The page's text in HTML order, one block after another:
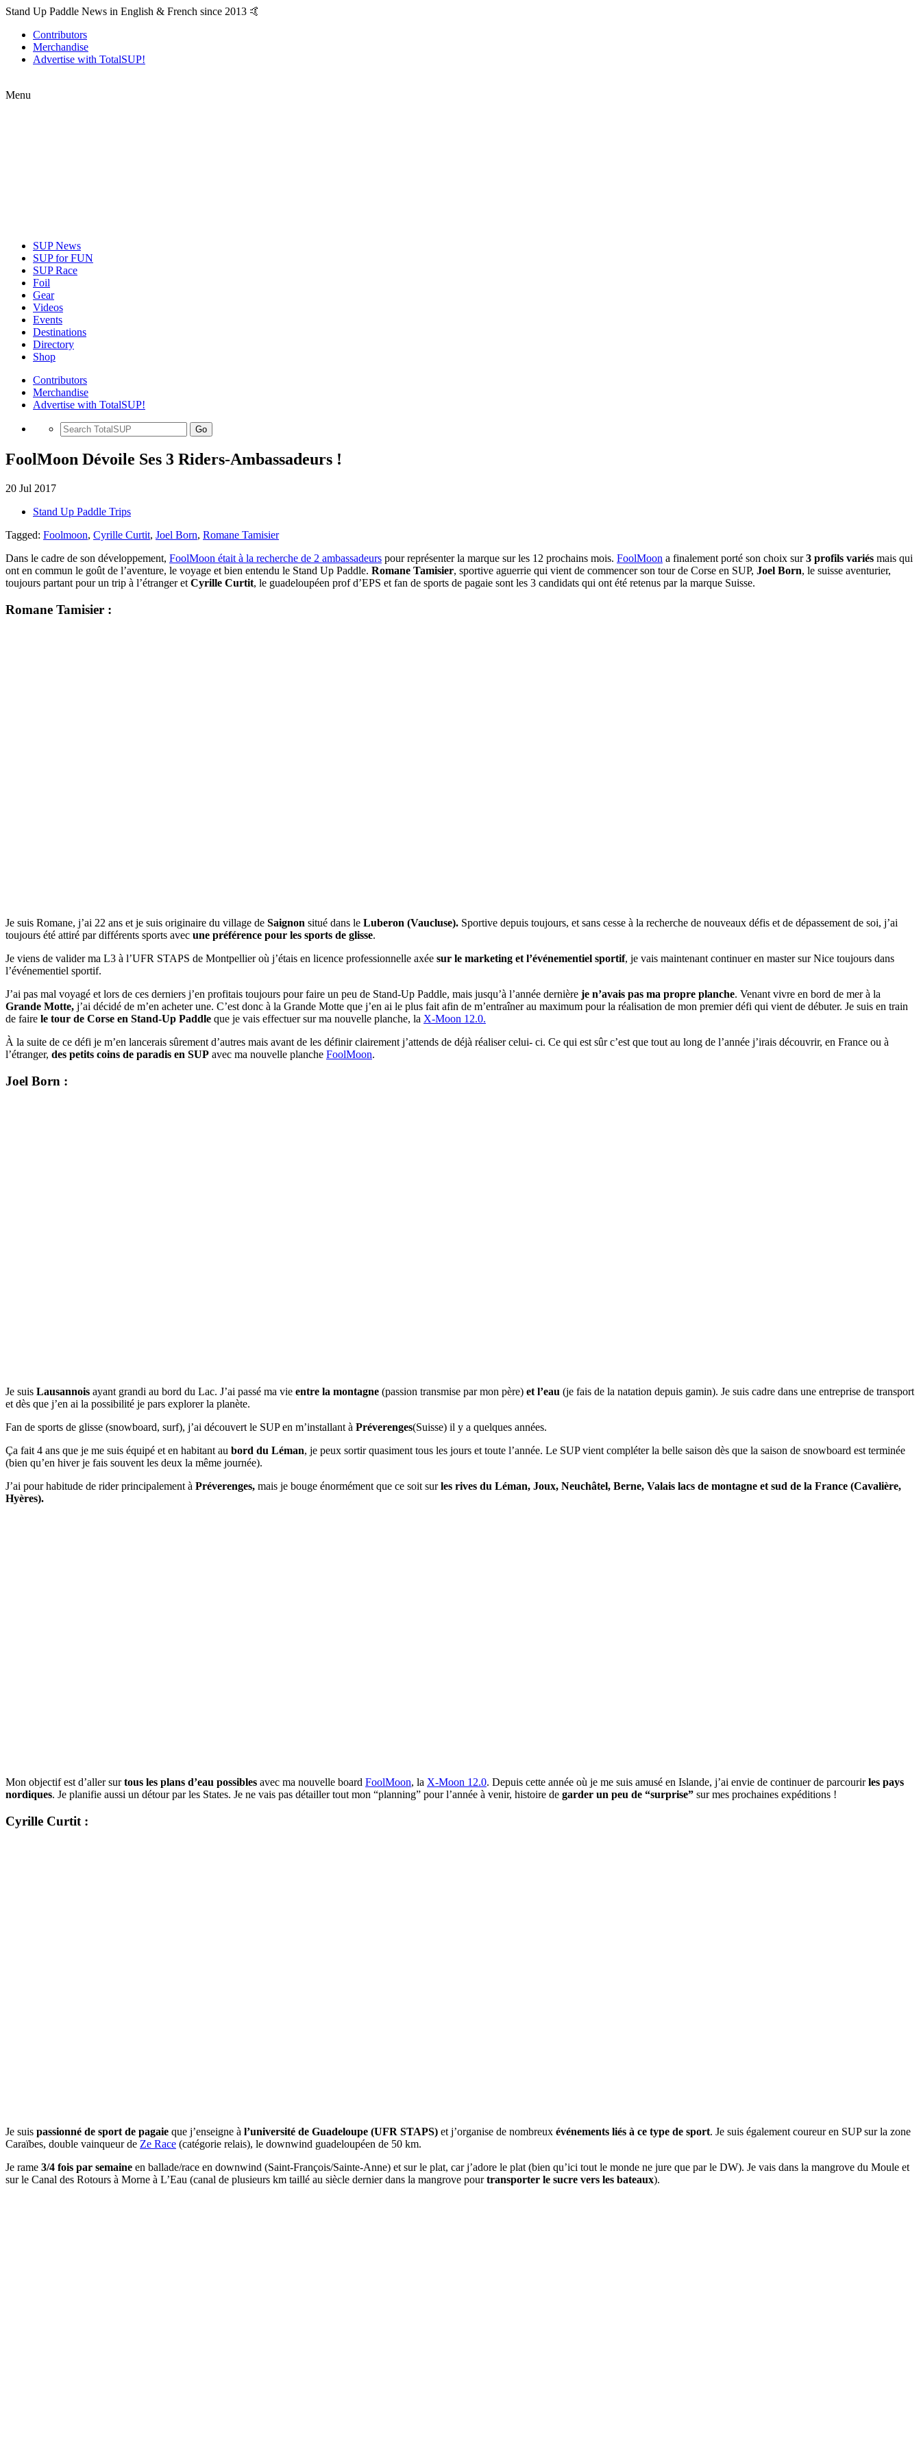
Stand Up Paddle News in English & French since 2013 🤙
Contributors
Merchandise
Advertise with TotalSUP!
Menu
SUP News
SUP for FUN
SUP Race
Foil
Gear
Videos
Events
Destinations
Directory
Shop
Contributors
Merchandise
Advertise with TotalSUP!
Go
FoolMoon Dévoile Ses 3 Riders-Ambassadeurs !
20 Jul 2017
Stand Up Paddle Trips
Tagged: Foolmoon, Cyrille Curtit, Joel Born, Romane Tamisier
Dans le cadre de son développement, FoolMoon était à la recherche de 2 ambassadeurs pour représenter la marque sur les 12 prochains mois. FoolMoon a finalement porté son choix sur3 profils variés mais qui
ont en commun le goût de l’aventure, le voyage et bien entendu le Stand Up Paddle. Romane Tamisier, sportive aguerrie qui vient de commencer son tour de Corse en SUP, Joel Born, le suisse aventurier,
toujours partant pour un trip à l’étranger et Cyrille Curtit, le guadeloupéen prof d’EPS et fan de sports de pagaie sont les 3 candidats qui ont été retenus par la marque Suisse.
Romane Tamisier :
Je suis Romane, j’ai 22 ans et je suis originaire du village de Saignon situé dans le Luberon (Vaucluse). Sportive depuis toujours, et sans cesse à la recherche de nouveaux défis et de dépassement de soi, j’ai
toujours été attiré par différents sports avec une préférence pour les sports de glisse.
Je viens de valider ma L3 à l’UFR STAPS de Montpellier où j’étais en licence professionnelle axée sur le marketing et l’événementiel sportif, je vais maintenant continuer en master sur Nice toujours dans
l’événementiel sportif.
J’ai pas mal voyagé et lors de ces derniers j’en profitais toujours pour faire un peu de Stand-Up Paddle, mais jusqu’à l’année dernière je n’avais pas ma propre planche. Venant vivre en bord de mer à la
Grande Motte, j’ai décidé de m’en acheter une. C’est donc à la Grande Motte que j’en ai le plus fait afin de m’entraîner au maximum pour la réalisation de mon premier défi qui vient de débuter. Je suis en train
de faire le tour de Corse en Stand-Up Paddle que je vais effectuer sur ma nouvelle planche, la X-Moon 12.0.
À la suite de ce défi je m’en lancerais sûrement d’autres mais avant de les définir clairement j’attends de déjà réaliser celui- ci. Ce qui est sûr c’est que tout au long de l’année j’irais découvrir, en France ou à
l’étranger, des petits coins de paradis en SUP avec ma nouvelle planche FoolMoon.
Joel Born :
Je suis Lausannois ayant grandi au bord du Lac. J’ai passé ma vie entre la montagne (passion transmise par mon père) et l’eau (je fais de la natation depuis gamin). Je suis cadre dans une entreprise de transport
et dès que j’en ai la possibilité je pars explorer la planète.
Fan de sports de glisse (snowboard, surf), j’ai découvert le SUP en m’installant à Préverenges(Suisse) il y a quelques années.
Ça fait 4 ans que je me suis équipé et en habitant au bord du Léman, je peux sortir quasiment tous les jours et toute l’année. Le SUP vient compléter la belle saison dès que la saison de snowboard est terminée
(bien qu’en hiver je fais souvent les deux la même journée).
J’ai pour habitude de rider principalement à Préverenges, mais je bouge énormément que ce soit surles rives du Léman, Joux, Neuchâtel, Berne, Valais lacs de montagne et sud de la France (Cavalière,
Hyères).
Mon objectif est d’aller surtous les plans d’eau possibles avec ma nouvelle board FoolMoon, la X-Moon 12.0. Depuis cette année où je me suis amusé en Islande, j’ai envie de continuer de parcourirles pays
nordiques. Je planifie aussi un détour par les States. Je ne vais pas détailler tout mon “planning” pour l’année à venir, histoire de garder un peu de “surprise” sur mes prochaines expéditions !
Cyrille Curtit :
Je suis passionné de sport de pagaie que j’enseigne à l’université de Guadeloupe (UFR STAPS) et j’organise de nombreux événements liés à ce type de sport. Je suis également coureur en SUP sur la zone
Caraïbes, double vainqueur de Ze Race (catégorie relais), le downwind guadeloupéen de 50 km.
Je rame 3/4 fois par semaine en ballade/race en downwind (Saint-François/Sainte-Anne) et sur le plat, car j’adore le plat (bien qu’ici tout le monde ne jure que par le DW). Je vais dans la mangrove du Moule et
sur le Canal des Rotours à Morne à L’Eau (canal de plusieurs km taillé au siècle dernier dans la mangrove pourtransporter le sucre vers les bateaux).